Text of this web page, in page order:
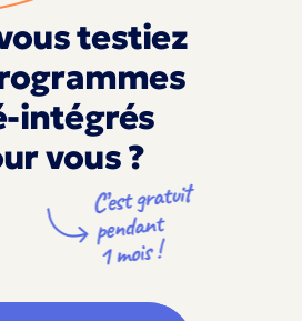
testiez
intégrés
vous ?